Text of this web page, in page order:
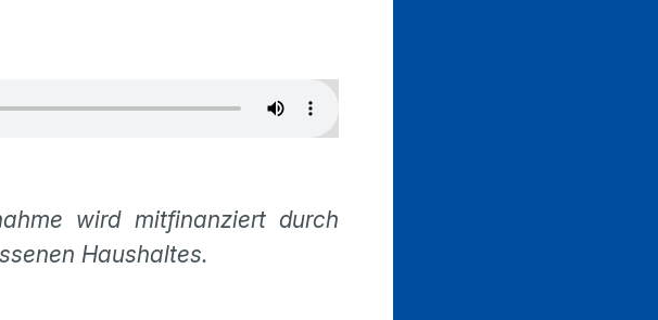
wird mitfinanziert durch
Haushaltes.